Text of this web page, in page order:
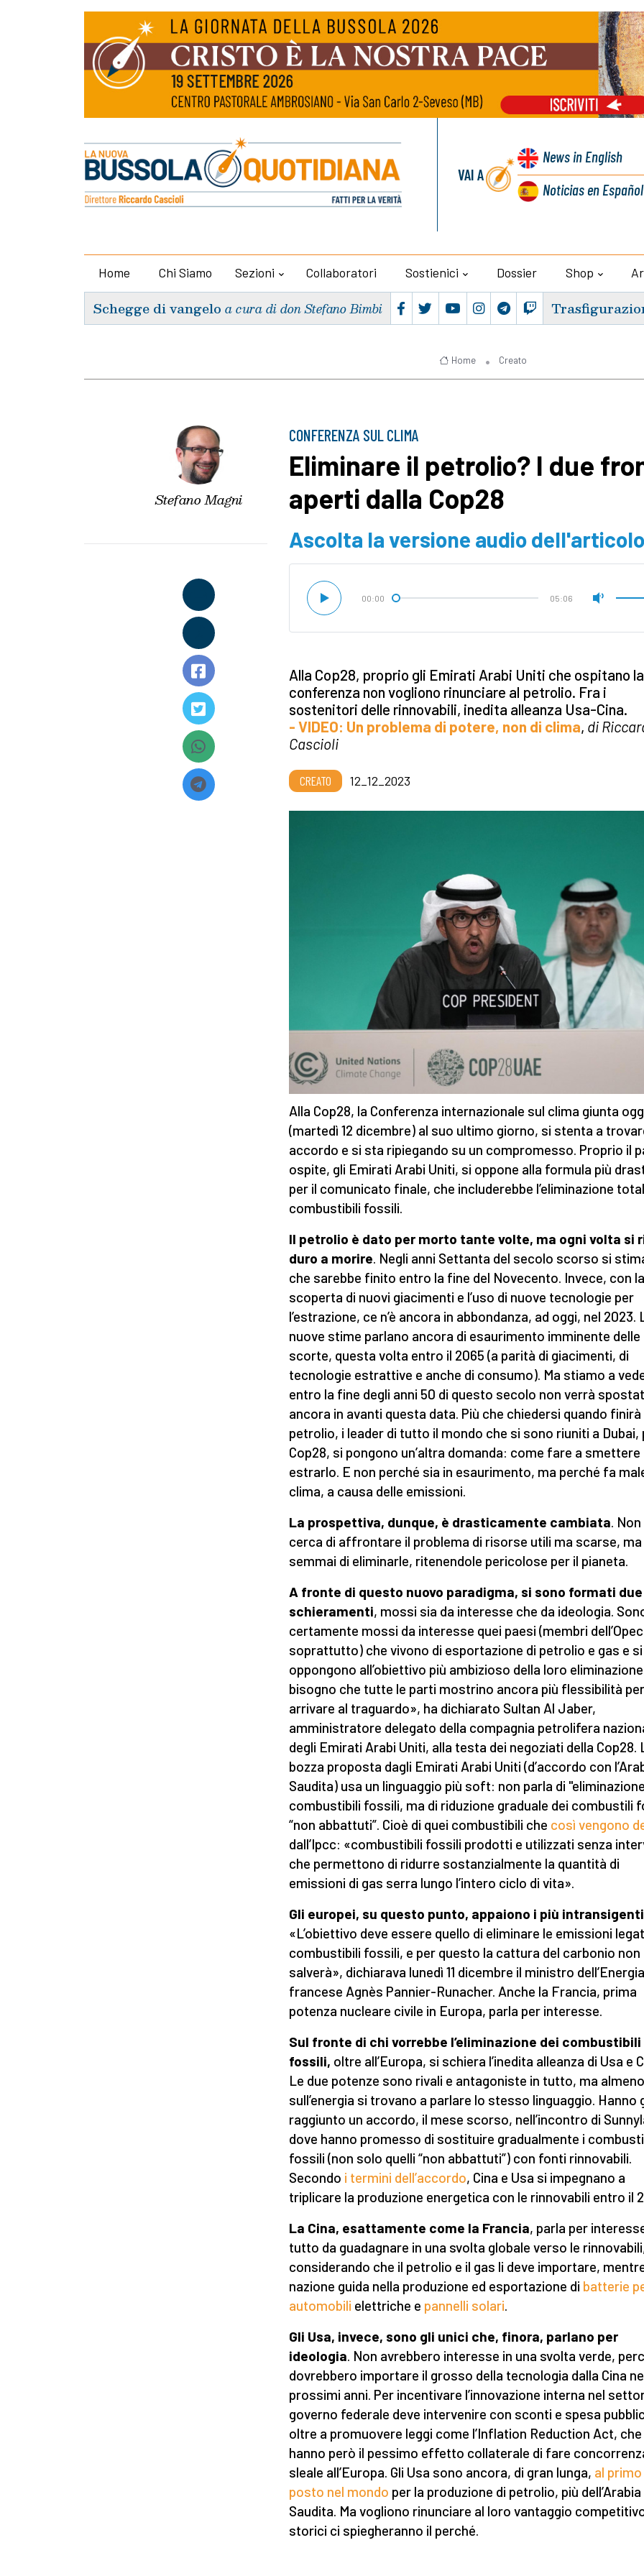
VAI A
Newsin English
Noticiasen Español
Home Chi Siamo Sezioni Collaboratori Sostienici Dossier Shop
Schegge di vangelo a cura di don Stefano Bimbi
Home Creato
Stefano Magni
CONFERENZA SUL CLIMA
Eliminare il petrolio? I due
aperti dalla Cop28
Ascolta la versione audio dell'articolo
00:00 05:06
Alla Cop28, proprio gli Emirati Arabi Uniti che ospitano la
conferenza non vogliono rinunciare al petrolio. Fra i
sostenitori delle rinnovabili, inedita alleanza Usa-Cina.
- VIDEO: Un problema di potere, non di clima, di
Cascioli
CREATO 12_12_2023
Alla Cop28, la Conferenza internazionale sul clima giunta
(martedì 12 dicembre) al suo ultimo giorno, si stenta a
accordo e si sta ripiegando su un compromesso. Proprio il
ospite, gli Emirati Arabi Uniti, si oppone alla formula più
per il comunicato finale, che includerebbe l’eliminazione
combustibili fossili.
Il petrolio è dato per morto tante volte, ma ogni volta si
duro a morire. Negli anni Settanta del secolo scorso si
che sarebbe finito entro la fine del Novecento. Invece, con la
scoperta di nuovi giacimenti e l’uso di nuove tecnologie per
l’estrazione, ce n’è ancora in abbondanza, ad oggi, nel 2023.
nuove stime parlano ancora di esaurimento imminente delle
scorte, questa volta entro il 2065 (a parità di giacimenti, di
tecnologie estrattive e anche di consumo). Ma stiamo a
entro la fine degli anni 50 di questo secolo non verrà
ancora in avanti questa data. Più che chiedersi quando finirà
petrolio, i leader di tutto il mondo che si sono riuniti a Dubai,
Cop28, si pongono un’altra domanda: come fare a smettere
estrarlo. E non perché sia in esaurimento, ma perché fa
clima, a causa delle emissioni.
La prospettiva, dunque, è drasticamente cambiata.
cerca di affrontare il problema di risorse utili ma scarse, ma
semmai di eliminarle, ritenendole pericolose per il pianeta.
A fronte di questo nuovo paradigma, si sono formati due
schieramenti, mossi sia da interesse che da ideologia.
certamente mossi da interesse quei paesi (membri
soprattutto) che vivono di esportazione di petrolio e gas e si
oppongono all’obiettivo più ambizioso della loro
bisogno che tutte le parti mostrino ancora più flessibilità per
arrivare al traguardo», ha dichiarato Sultan Al Jaber,
amministratore delegato della compagnia petrolifera
degli Emirati Arabi Uniti, alla testa dei negoziati della Cop28.
bozza proposta dagli Emirati Arabi Uniti (d’accordo con
Saudita) usa un linguaggio più soft: non parla di
combustibili fossili, ma di riduzione graduale dei combustili
“non abbattuti”. Cioè di quei combustibili che così vengono
dall’Ipcc: «combustibili fossili prodotti e utilizzati senza
che permettono di ridurre sostanzialmente la quantità di
emissioni di gas serra lungo l’intero ciclo di vita».
Gli europei, su questo punto, appaiono i più intransigenti
«L’obiettivo deve essere quello di eliminare le emissioni
combustibili fossili, e per questo la cattura del carbonio non
salverà», dichiarava lunedì 11 dicembre il ministro dell’Energia
francese Agnès Pannier-Runacher. Anche la Francia, prima
potenza nucleare civile in Europa, parla per interesse.
Sul fronte di chi vorrebbe l’eliminazione dei combustibili
fossili, oltre all’Europa, si schiera l’inedita alleanza di Usa e
Le due potenze sono rivali e antagoniste in tutto, ma almeno
sull’energia si trovano a parlare lo stesso linguaggio. Hanno
raggiunto un accordo, il mese scorso, nell’incontro di
dove hanno promesso di sostituire gradualmente i
fossili (non solo quelli “non abbattuti”) con fonti rinnovabili.
Secondo i termini dell’accordo, Cina e Usa si impegnano a
triplicare la produzione energetica con le rinnovabili entro il
La Cina, esattamente come la Francia, parla per
tutto da guadagnare in una svolta globale verso le
considerando che il petrolio e il gas li deve importare,
nazione guida nella produzione ed esportazione di batterie
automobili elettriche e pannelli solari.
Gli Usa, invece, sono gli unici che, finora, parlano per
ideologia. Non avrebbero interesse in una svolta verde,
dovrebbero importare il grosso della tecnologia dalla Cina
prossimi anni. Per incentivare l’innovazione interna nel
governo federale deve intervenire con sconti e spesa
oltre a promuovere leggi come l’Inflation Reduction Act, che
hanno però il pessimo effetto collaterale di fare
sleale all’Europa. Gli Usa sono ancora, di gran lunga, al primo
posto nel mondo per la produzione di petrolio, più dell’Arabia
Saudita. Ma vogliono rinunciare al loro vantaggio
storici ci spiegheranno il perché.